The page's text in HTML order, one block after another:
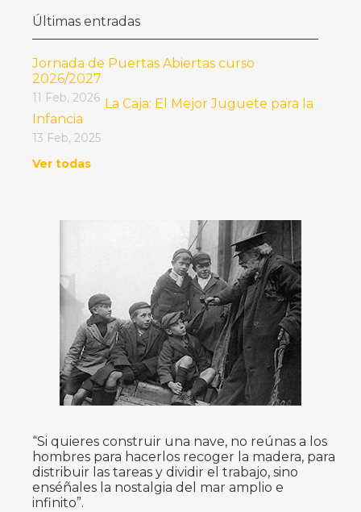
Últimas entradas
Jornada de Puertas Abiertas curso
2026/2027
11 Feb, 2026 La Caja: El Mejor Juguete para la
Infancia
13 Feb, 2025
Ver todas
“Si quieres construir una nave, no reúnas a los
hombres para hacerlos recoger la madera, para
distribuir las tareas y dividir el trabajo, sino
enséñales la nostalgia del mar amplio e
infinito”.